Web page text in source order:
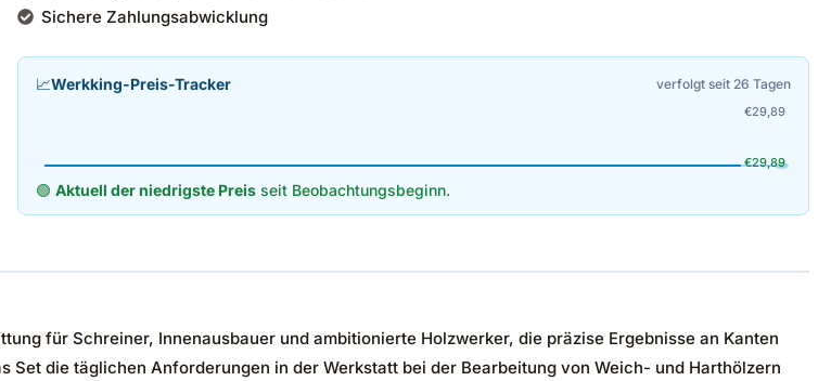
Sichere Zahlungsabwicklung
📈Werkking-Preis-Tracker verfolgt seit 26 Tagen
€29,89
€29,89
🟢 Aktuell der niedrigste Preisseit Beobachtungsbeginn.
für Schreiner, Innenausbauer und ambitionierte Holzwerker, die präzise Ergebnisse an Kanten
die täglichen Anforderungen in der Werkstatt bei der Bearbeitung von Weich- und Harthölzern